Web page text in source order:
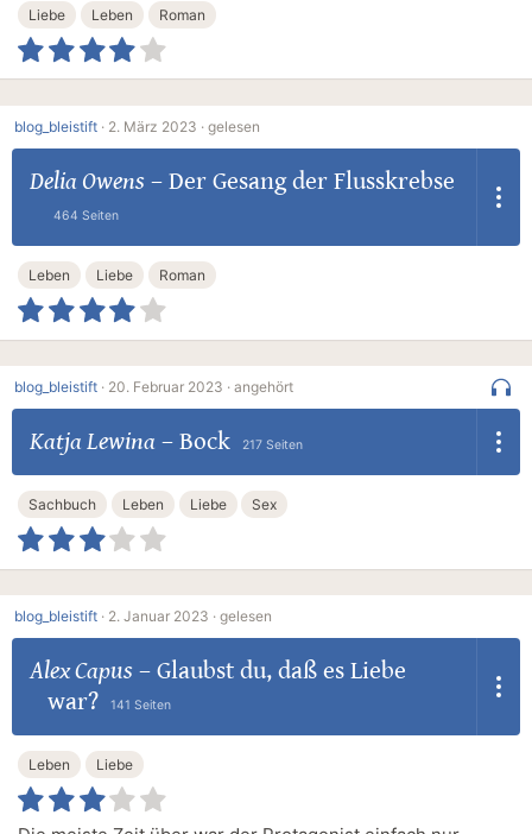
Liebe Leben Roman
blog_bleistift · 2. März 2023 · gelesen
Delia Owens – Der Gesang der Flusskrebse
464 Seiten
Leben Liebe Roman
blog_bleistift · 20. Februar 2023 · angehört
Katja Lewina – Bock 217 Seiten
Sachbuch Leben Liebe Sex
blog_bleistift · 2. Januar 2023 · gelesen
Alex Capus – Glaubst du, daß es Liebe
war?
141 Seiten
Leben Liebe